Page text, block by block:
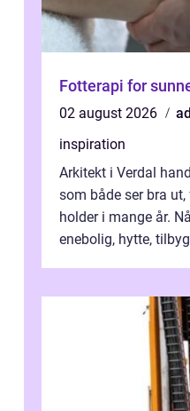
Fotterapi for
02 august 2026
inspiration
Arkitekt i Verdal
som både ser bra
holder i mange år.
enebolig, hytte,